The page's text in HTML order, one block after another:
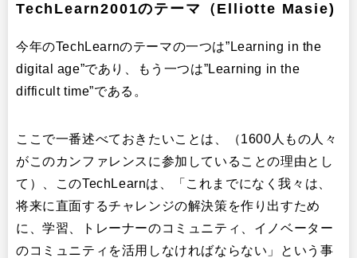
TechLearn2001のテーマ（Elliotte Masie)
今年のTechLearnのテーマの一つは”Learning in the
digital age”であり、もう一つは”Learning in the
difficult time”である。
ここで一番述べておきたいことは、（1600人もの人々
がこのカンファレンスに参加していることの理由とし
て）、このTechLearnは、「これまでになく我々は、
将来に直面するチャレンジの解決策を作り出すため
に、学習、トレーナーのコミュニティ、イノベーター
のコミュニティを活用しなければならない」という事